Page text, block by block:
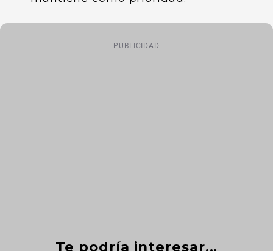
PUBLICIDAD
Te podría interesar...